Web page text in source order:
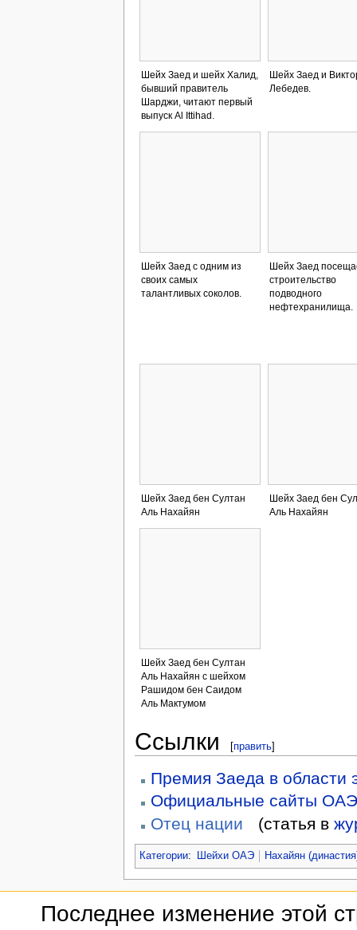
Шейх Заед и шейх Халид,
бывший правитель
Шарджи, читают первый
выпуск Al Ittihad.
Шейх Заед и
Лебедев.
Шейх Заед с одним из
своих самых
талантливых соколов.
Шейх Заед
строительство
подводного
нефтехранилища.
Шейх Заед бен Султан
Аль Нахайян
Шейх Заед бен
Аль Нахайян
Шейх Заед бен Султан
Аль Нахайян с шейхом
Рашидом бен Саидом
Аль Мактумом
Ссылки [править]
Премия Заеда в области
Официальные сайты ОАЭ
Отец нации
(статья в
Категории: Шейхи ОАЭ Нахайян
Последнее изменение этой